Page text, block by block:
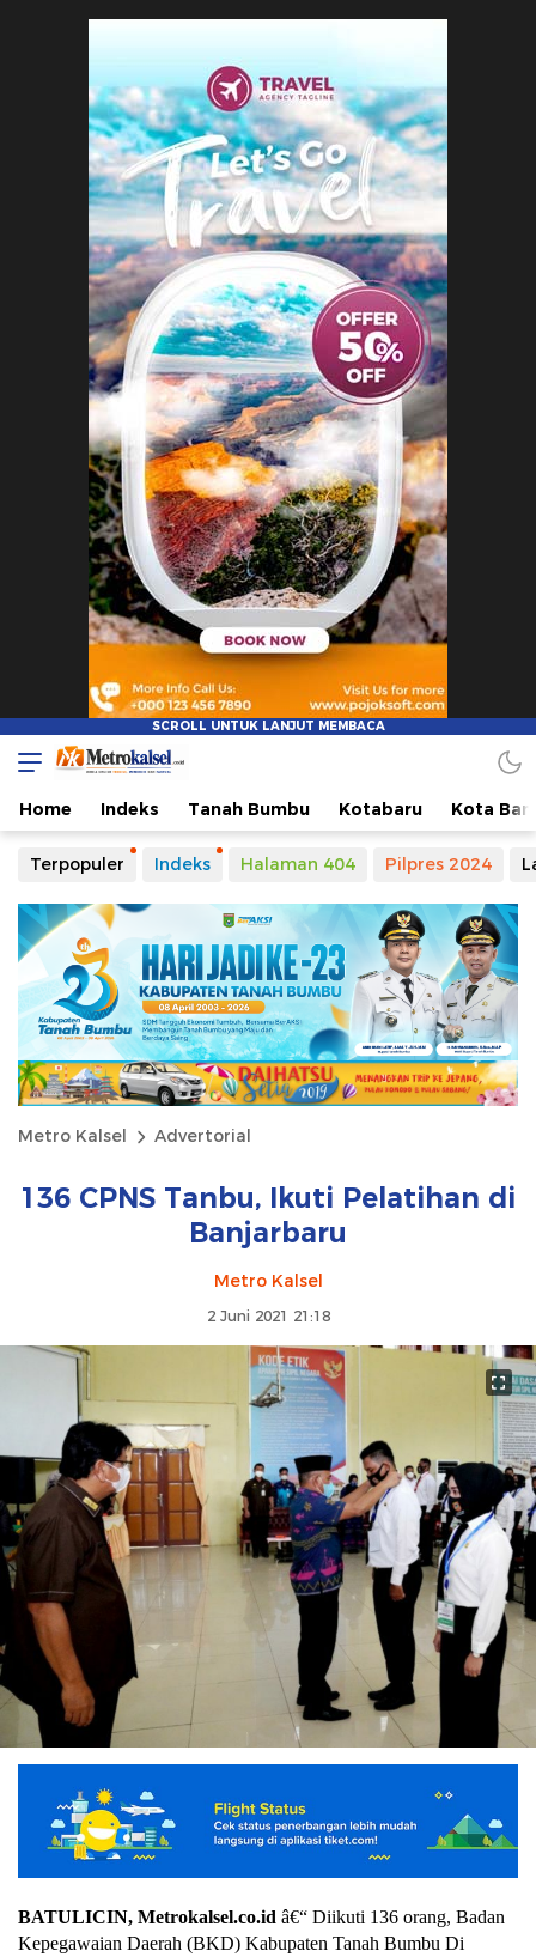
Home Indeks Tanah Bumbu Kotabaru Kota
Terpopuler Indeks Halaman 404 Pilpres 2024
Metro Kalsel Advertorial
136 CPNS Tanbu, Ikuti Pelatihan di
Banjarbaru
Metro Kalsel
2 Juni 2021 21:18
BATULICIN, Metrokalsel.co.id â€“ Diikuti 136 orang, Badan
Kepegawaian Daerah (BKD) Kabupaten Tanah Bumbu Di